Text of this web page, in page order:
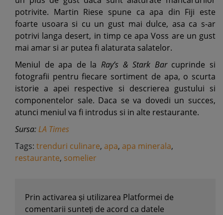
potrivite. Martin Riese spune ca apa din Fiji este
foarte usoara si cu un gust mai dulce, asa ca s-ar
potrivi langa desert, in timp ce apa Voss are un gust
mai amar si ar putea fi alaturata salatelor.
Meniul de apa de la Ray’s & Stark Barcuprinde si
fotografii pentru fiecare sortiment de apa, o scurta
istorie a apei respective si descrierea gustului si
componentelor sale. Daca se va dovedi un succes,
atunci meniul va fi introdus si in alte restaurante.
Sursa:LA Times
Tags: trenduri culinare, apa, apa minerala,
restaurante, somelier
Prin activarea și utilizarea Platformei de
comentarii sunteți de acord ca datele